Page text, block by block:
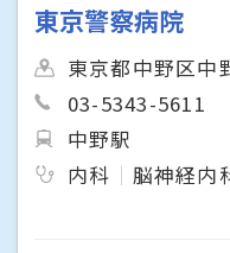
東京警察病院
東京都中野区中
03-5343-5611
中野駅
内科
脳神経内